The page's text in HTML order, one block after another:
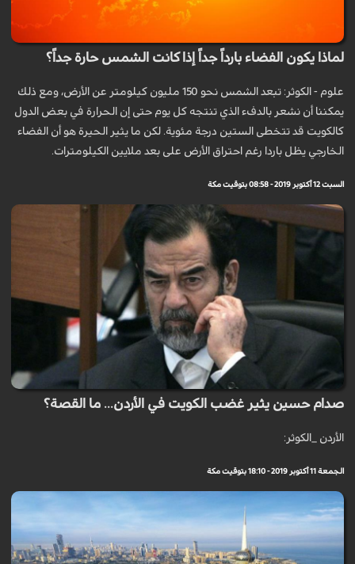
لماذا يكون الفضاء بارداً جداً إذا كانت الشمس حارة جداً؟
علوم - الكوثر: تبعد الشمس نحو 150 مليون كيلومتر عن الأرض، ومع ذلك
يمكننا أن نشعر بالدفء الذي تنتجه كل يوم حتى إن الحرارة في بعض الدول
كالكويت قد تتخطى الستين درجة مئوية. لكن ما يثير الحيرة هو أن الفضاء
الخارجي يظل باردا رغم احتراق الأرض على بعد ملايين الكيلومترات.
السبت 12 أكتوبر 2019 - 08:58 بتوقيت مكة
صدام حسين يثير غضب الكويت في الأردن... ما القصة؟
الأردن _الكوثر:
الجمعة 11 أكتوبر 2019 - 18:10 بتوقيت مكة